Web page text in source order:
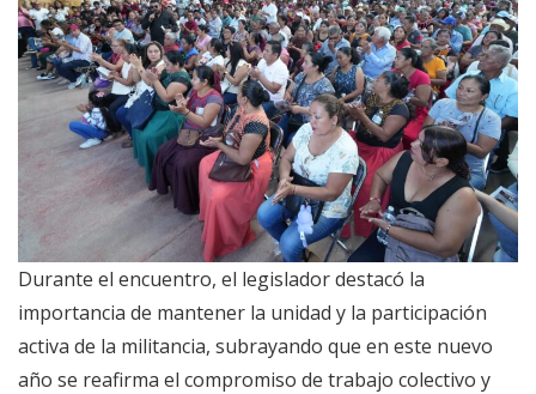
Durante el encuentro, el legislador destacó la
importancia de mantener la unidad y la participación
activa de la militancia, subrayando que en este nuevo
año se reafirma el compromiso de trabajo colectivo y